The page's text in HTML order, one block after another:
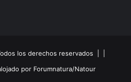
los derechos reservados | |
por Forumnatura/Natour